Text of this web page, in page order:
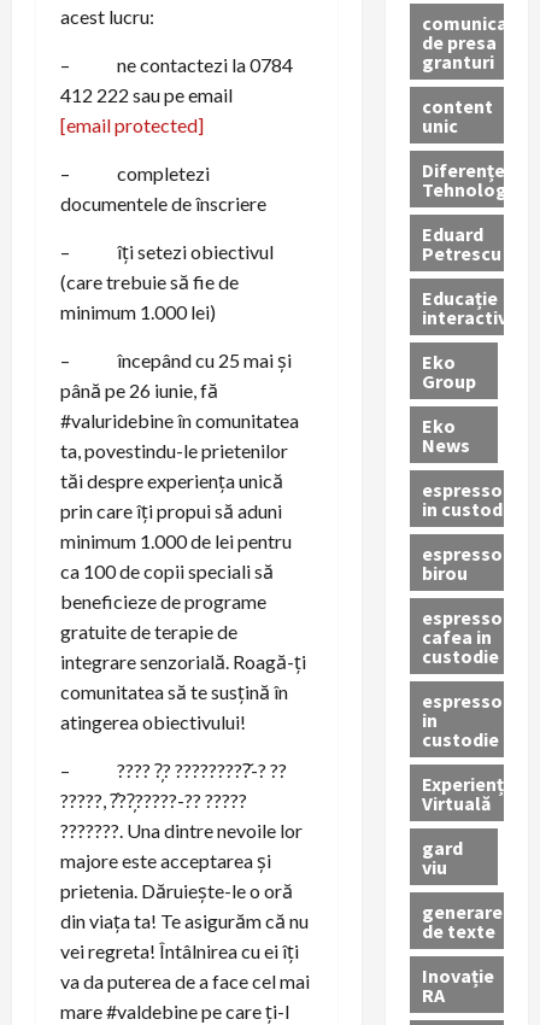
acest lucru:
– ne contactezi la 0784
412 222 sau pe email
[email protected]
– completezi
documentele de înscriere
– îți setezi obiectivul
(care trebuie să fie de
minimum 1.000 lei)
– începând cu 25 mai și
până pe 26 iunie, fă
#valuridebine în comunitatea
ta, povestindu-le prietenilor
tăi despre experiența unică
prin care îți propui să aduni
minimum 1.000 de lei pentru
ca 100 de copii speciali să
beneficieze de programe
gratuite de terapie de
integrare senzorială. Roagă-ți
comunitatea să te susțină în
atingerea obiectivului!
– ???? ?̦? ?????????̆-? ??
?????, ?̂??̦?????-?? ?????
???????. Una dintre nevoile lor
majore este acceptarea și
prietenia. Dăruiește-le o oră
din viața ta! Te asigurăm că nu
vei regreta! Întâlnirea cu ei îți
va da puterea de a face cel mai
mare #valdebine pe care ți-l
comunicate
de presa
granturi
content
unic
Diferențe
Tehnologice
Eduard
Petrescu
Educație
interactivă
Eko
Group
Eko
News
espressoare
in custodie
espressor
birou
espressor
cafea in
custodie
espressor
in
custodie
Experiență
Virtuală
gard
viu
generare
de texte
Inovație
RA